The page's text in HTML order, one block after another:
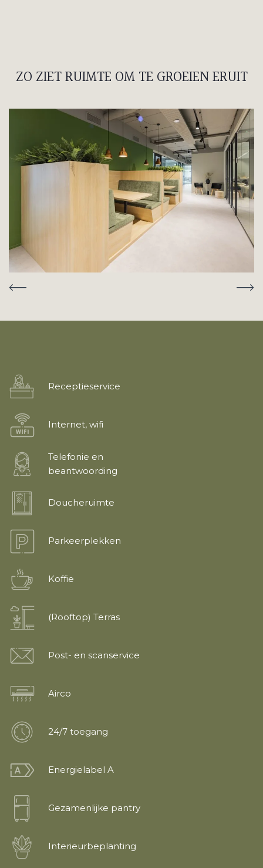
ZO ZIET RUIMTE OM TE GROEIEN ERUIT
Receptieservice
Internet, wifi
Telefonie en
beantwoording
Doucheruimte
Parkeerplekken
Koffie
(Rooftop) Terras
Post- en scanservice
Airco
24/7 toegang
Energielabel A
Gezamenlijke pantry
Interieurbeplanting